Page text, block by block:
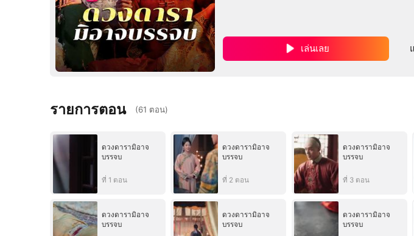
เล่นเลย
รายการตอน (61 ตอน)
ดวงดารามิอาจ
บรรจบ
ที่ 1 ตอน
ดวงดารามิอาจ
บรรจบ
ที่ 2 ตอน
ดวงดารามิอาจ
บรรจบ
ที่ 3 ตอน
ดวงดารามิอาจ
บรรจบ
ดวงดารามิอาจ
บรรจบ
ดวงดารามิอาจ
บรรจบ